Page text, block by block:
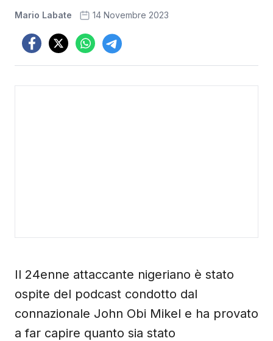
Mario Labate 14 Novembre 2023
Il 24enne attaccante nigeriano è stato
ospite del podcast condotto dal
connazionale John Obi Mikel e ha provato
a far capire quanto sia stato